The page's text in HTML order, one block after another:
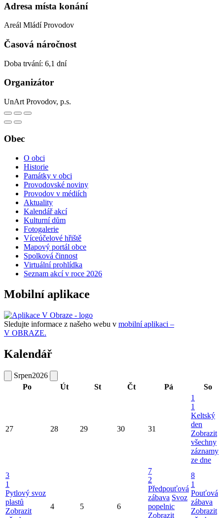
Adresa místa konání
Areál Mládí Provodov
Časová náročnost
Doba trvání: 6,1 dní
Organizátor
UnArt Provodov, p.s.
Obec
O obci
Historie
Památky v obci
Provodovské noviny
Provodov v médiích
Aktuality
Kalendář akcí
Kulturní dům
Fotogalerie
Víceúčelové hřiště
Mapový portál obce
Spolková činnost
Virtuální prohlídka
Seznam akcí v roce 2026
Mobilní aplikace
Sledujte informace z našeho webu v mobilní aplikaci –
V OBRAZE.
Kalendář
Srpen2026
Po
Út St Čt Pá So
27 28 29 30 31
1
1
Keltský
den
Zobrazit
všechny
záznamy
ze dne
3
1
Pytlový svoz
plastů
Zobrazit
4 5 6
7
2
Předpouťová
zábava Svoz
popelnic
Zobrazit
8
1
Pouťová
zábava
Zobrazit